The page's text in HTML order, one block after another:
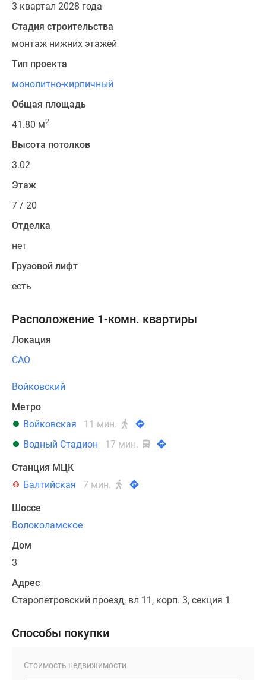
3 квартал 2028 года
Стадия строительства
монтаж нижних этажей
Тип проекта
монолитно-кирпичный
Общая площадь
41.80 м2
Высота потолков
3.02
Этаж
7 / 20
Отделка
нет
Грузовой лифт
есть
Расположение 1-комн. квартиры
Локация
САО
Войковский
Метро
Войковская
11 мин.
Водный Стадион
17 мин.
Станция МЦК
Балтийская
7 мин.
Шоссе
Волоколамское
Дом
3
Адрес
Старопетровский проезд, вл 11, корп. 3, секция 1
Способы покупки
Стоимость недвижимости